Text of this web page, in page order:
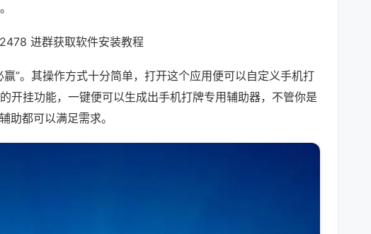
进群获取软件安装教程
”。其操作方式十分简单，打开这个应用便可以自定义手机打
开挂功能，一键便可以生成出手机打牌专用辅助器，不管你是
助都可以满足需求。